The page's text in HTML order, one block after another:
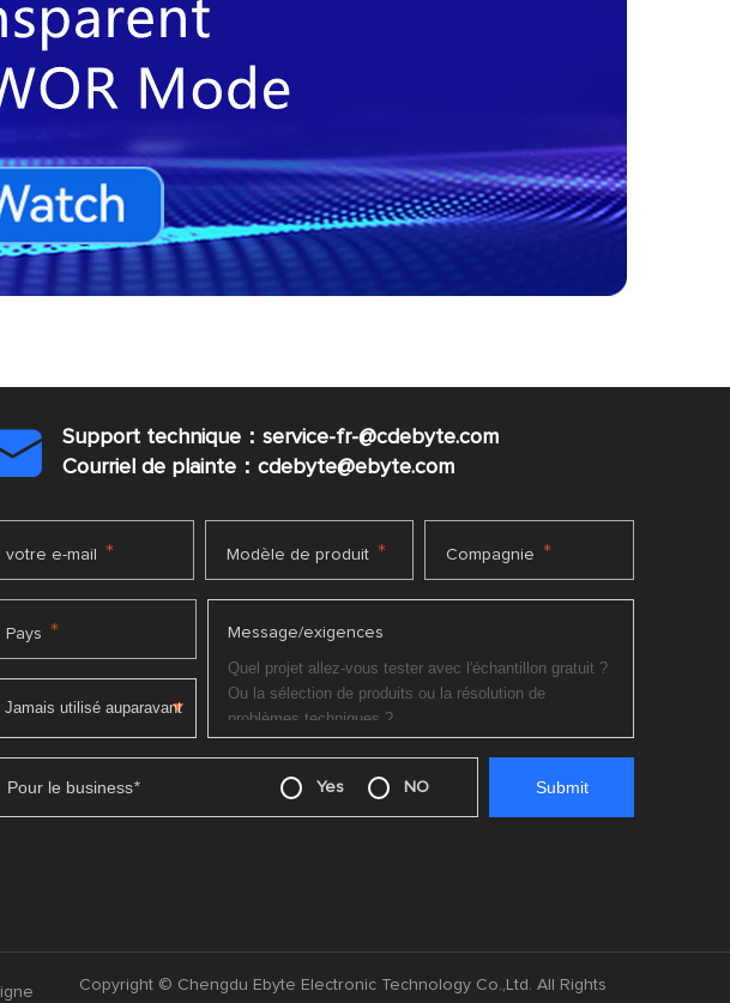
Support technique：service-fr-@cdebyte.com
Courriel de plainte：cdebyte@ebyte.com
votre e-mail * Modèle de produit * Compagnie *
Pays * Message/exigences
Pour le business* Yes NO
Copyright © Chengdu Ebyte Electronic Technology Co.,Ltd. All Rights